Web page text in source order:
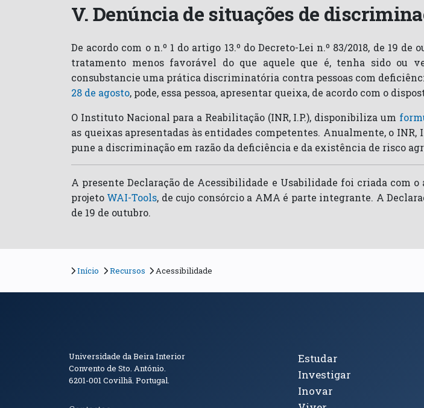
V. Denúncia de situações de
De acordo com o n.º 1 do artigo 13.º do Decreto-Lei n.º 83/2018, de 19
tratamento menos favorável do que aquele que é, tenha sido ou
consubstancie uma prática discriminatória contra pessoas com
28 de agosto, pode, essa pessoa, apresentar queixa, de acordo com o
O Instituto Nacional para a Reabilitação (INR, I.P.), disponibiliza um
as queixas apresentadas às entidades competentes. Anualmente, o
pune a discriminação em razão da deficiência e da existência de risco
A presente Declaração de Acessibilidade e Usabilidade foi criada com
projeto WAI-Tools, de cujo consórcio a AMA é parte integrante. A
de 19 de outubro.
Início Recursos Acessibilidade
Informações de Contacto
Universidade da Beira Interior
Convento de Sto. António.
6201-001Covilhã. Portugal.
Tópicos
Estudar
Investigar
Inovar